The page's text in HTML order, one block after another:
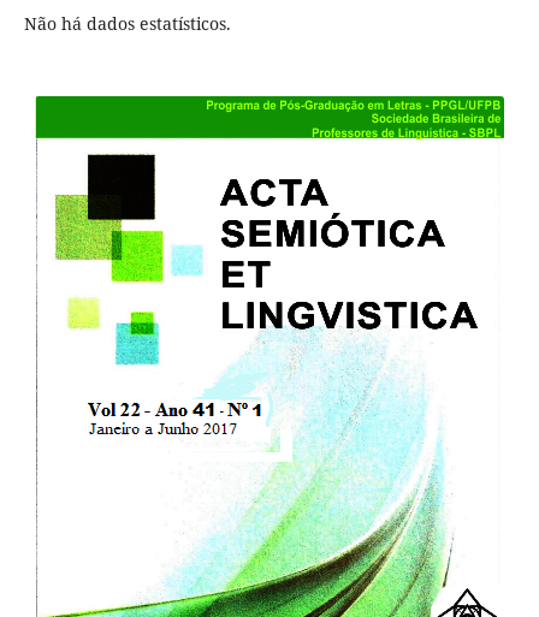
Não há dados estatísticos.